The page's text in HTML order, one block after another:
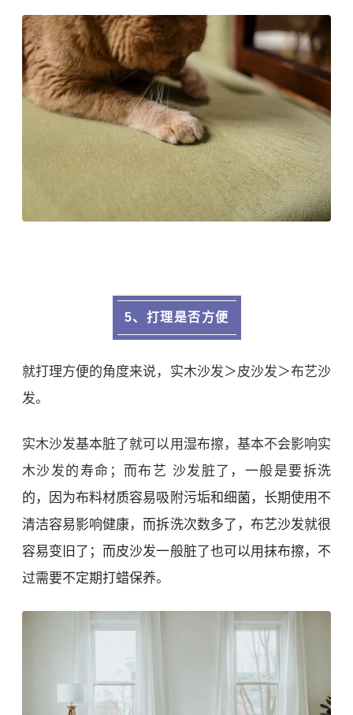
5、打理是否方便
就打理方便的角度来说，实木沙发＞皮沙发＞布艺沙
发。
实木沙发基本脏了就可以用湿布擦，基本不会影响实
木沙发的寿命；而布艺 沙发脏了，一般是要拆洗
的，因为布料材质容易吸附污垢和细菌，长期使用不
清洁容易影响健康，而拆洗次数多了，布艺沙发就很
容易变旧了；而皮沙发一般脏了也可以用抹布擦，不
过需要不定期打蜡保养。